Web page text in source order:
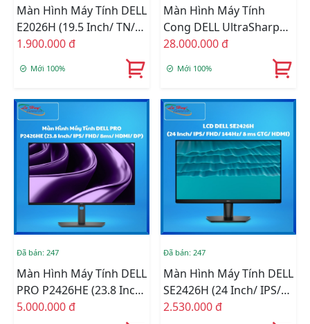
Màn Hình Máy Tính DELL
E2026H (19.5 Inch/ TN/
100Hz/ HDMI/ DP/ VGA)
1.900.000 đ
Mới 100%
Màn Hình Máy Tính
Cong DELL UltraSharp
U3824DW (38 Inch/ IPS/
WQHD/ 8ms/ HDMI/ DP)
28.000.000 đ
Mới 100%
Đã bán: 247
Màn Hình Máy Tính DELL
PRO P2426HE (23.8 Inch/
IPS/ FHD/ 8ms/ HDMI/
5.000.000 đ
Đã bán: 247
Màn Hình Máy Tính DELL
SE2426H (24 Inch/ IPS/
FHD/ 144Hz/ 8 Ms GTG/
2.530.000 đ